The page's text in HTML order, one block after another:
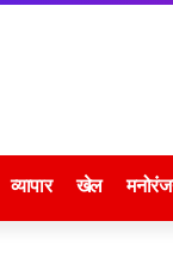
व्यापार खेल